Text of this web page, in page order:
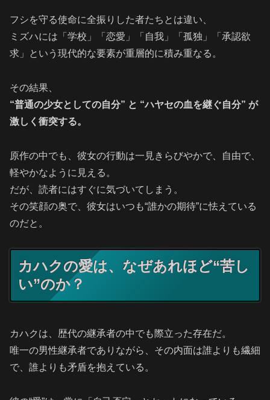
フシを守る使命に全振りした者たちとは違い、
ミズハには「学校」「恋愛」「自我」「孤独」「承認欲
求」という現代的な要素が重層的に積み重なる。
その結果、
“普通の少女としての自分” と “ハヤセの血を継ぐ自分” が
激しく衝突する。
原作の中でも、彼女の行動は一見きらびやかで、自由で、
軽やかなように見える。
だが、読者にはすぐに気づいてしまう。
その笑顔の奥で、彼女はいつも“誰かの期待”に怯えている
のだと。
カハクの愛は、なぜあれほど“苦し
い”のか？
カハクは、歴代の継承者の中でも際立った存在だ。
唯一の男性継承者でありながら、その内面は誰よりも繊細
で、誰よりも矛盾を抱えている。